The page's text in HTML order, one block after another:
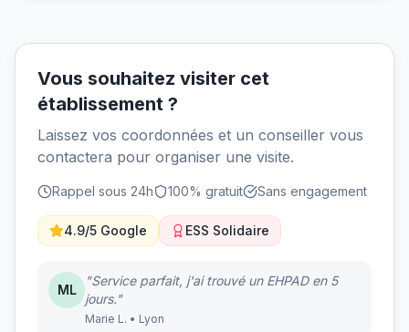
Vous souhaitez visiter cet
établissement ?
Laissez vos coordonnées et un conseiller vous
contactera pour organiser une visite.
Rappel sous 24h 100% gratuit Sans engagement
4.9/5 Google ESS Solidaire
ML
"Service parfait, j'ai trouvé un EHPAD en 5
jours."
Marie L. • Lyon